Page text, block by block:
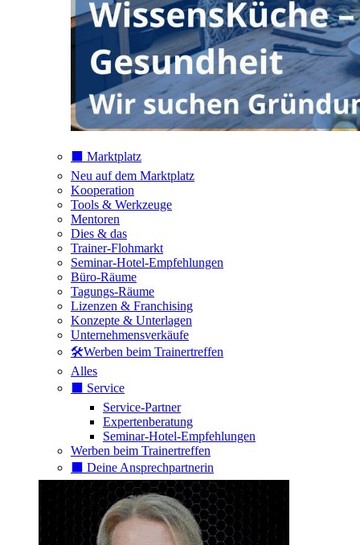
⬛️ Marktplatz
Neu auf dem Marktplatz
Kooperation
Tools & Werkzeuge
Mentoren
Dies & das
Trainer-Flohmarkt
Seminar-Hotel-Empfehlungen
Büro-Räume
Tagungs-Räume
Lizenzen & Franchising
Konzepte & Unterlagen
Unternehmensverkäufe
🛠️Werben beim Trainertreffen
Alles
⬛️ Service
Service-Partner
Expertenberatung
Seminar-Hotel-Empfehlungen
Werben beim Trainertreffen
⬛️ Deine Ansprechpartnerin